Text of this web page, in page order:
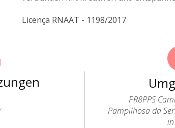
Licença RNAAT - 1198/2017
PR8PPS
Pampilhosa da